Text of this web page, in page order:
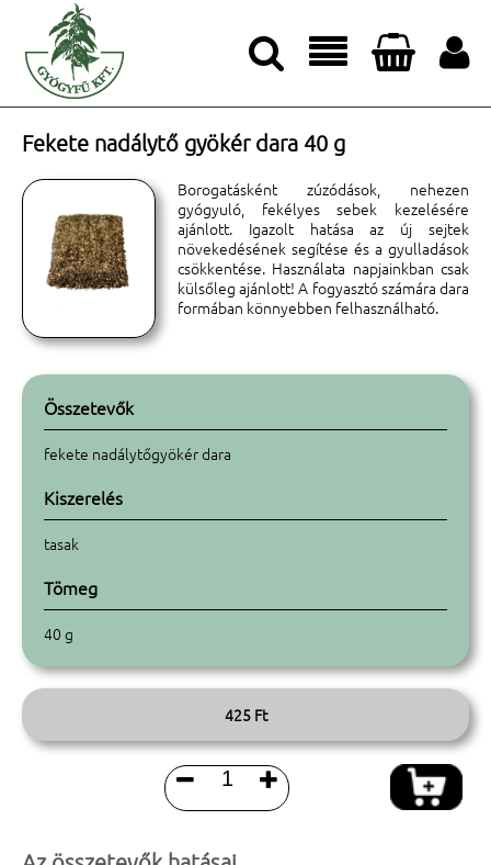




Fekete nadálytő gyökér dara 40 g
Borogatásként zúzódások, nehezen
gyógyuló, fekélyes sebek kezelésére
ajánlott. Igazolt hatása az új sejtek
növekedésének segítése és a gyulladások
csökkentése. Használata napjainkban csak
külsőleg ajánlott! A fogyasztó számára dara
formában könnyebben felhasználható.
Összetevők
fekete nadálytőgyökér dara
Kiszerelés
tasak
Tömeg
40 g
425 Ft
 